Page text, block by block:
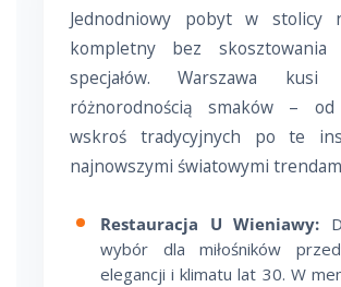
Jednodniowy pobyt w stolicy
kompletny bez skosztowania
specjałów. Warszawa kusi
różnorodnością smaków –
wskroś tradycyjnych po te
najnowszymi światowymi
Restauracja U Wieniawy:
wybór dla miłośników
elegancji i klimatu lat 30. W